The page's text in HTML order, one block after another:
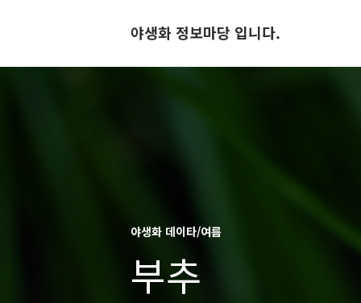
야생화 정보마당 입니다.
야생화 데이타/여름
부추